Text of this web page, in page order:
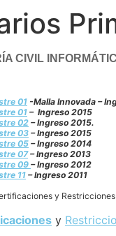
CIVIL
01 -Malla Innovada –
01– Ingreso 2015
02 – Ingreso 2015.
03 –Ingreso 2015
05 –Ingreso 2014
07–Ingreso 2013
09 –Ingreso 2012
11 –Ingreso 2011
y
y